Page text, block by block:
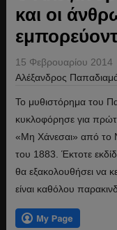
και οι
15 Φεβρουαρίου 2014
Αλέξανδρος
Το μυθιστόρημα του
κυκλοφόρησε για
«Μη Χάνεσαι» από το
του 1883. Έκτοτε
θα εξακολουθήσει να
είναι καθόλου